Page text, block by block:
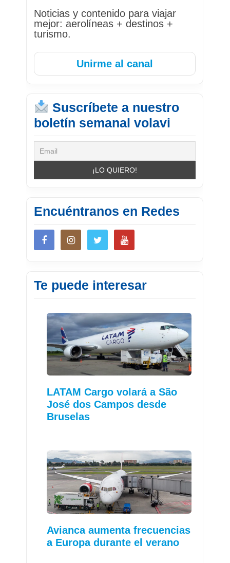
Noticias y contenido para viajar
mejor: aerolíneas + destinos +
turismo.
Unirme al canal
Suscríbete a nuestro
boletín semanal volavi
Encuéntranos en Redes
Te puede interesar
LATAM Cargo volará a São
José dos Campos desde
Bruselas
Avianca aumenta frecuencias
a Europa durante el verano